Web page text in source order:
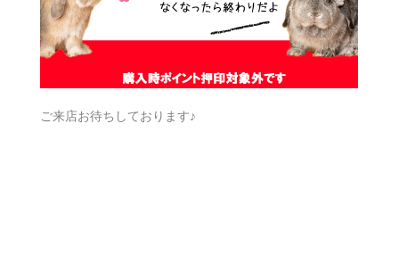
ご来店お待ちしております♪